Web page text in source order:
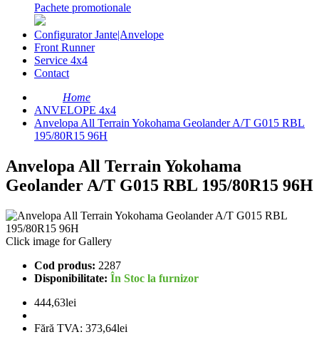
Pachete promotionale
Configurator Jante|Anvelope
Front Runner
Service 4x4
Contact
Home
ANVELOPE 4x4
Anvelopa All Terrain Yokohama Geolander A/T G015 RBL
195/80R15 96H
Anvelopa All Terrain Yokohama
Geolander A/T G015 RBL 195/80R15 96H
Click image for Gallery
Cod produs: 2287
Disponibilitate: În Stoc la furnizor
444,63lei
Fără TVA: 373,64lei